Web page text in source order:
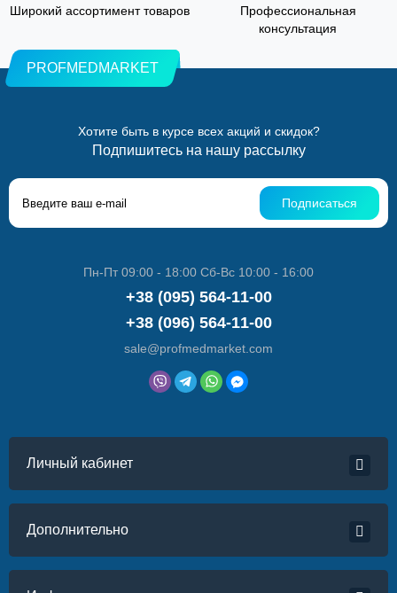
Широкий ассортимент товаров
Профессиональная
консультация
PROFMEDMARKET
Хотите быть в курсе всех акций и скидок?
Подпишитесь на нашу рассылку
Подписаться
Пн-Пт 09:00 - 18:00 Сб-Вс 10:00 - 16:00
+38 (095) 564-11-00
+38 (096) 564-11-00
sale@profmedmarket.com
Личный кабинет
Дополнительно